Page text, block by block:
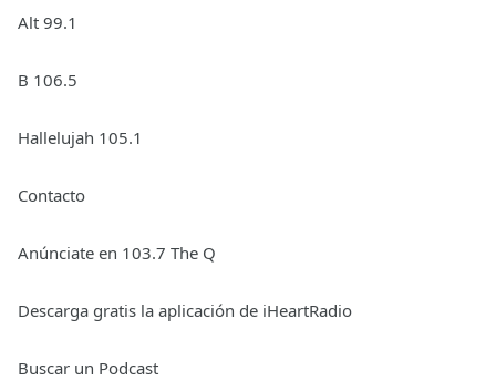
Alt 99.1
B 106.5
Hallelujah 105.1
Contacto
Anúnciate en 103.7 The Q
Descarga gratis la aplicación de iHeartRadio
Buscar un Podcast